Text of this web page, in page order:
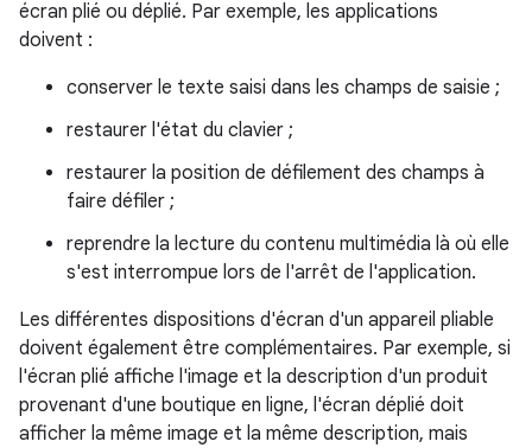
écran plié ou déplié. Par exemple, les applications
doivent :
conserver le texte saisi dans les champs de saisie ;
restaurer l'état du clavier ;
restaurer la position de défilement des champs à
faire défiler ;
reprendre la lecture du contenu multimédia là où elle
s'est interrompue lors de l'arrêt de l'application.
Les différentes dispositions d'écran d'un appareil pliable
doivent également être complémentaires. Par exemple, si
l'écran plié affiche l'image et la description d'un produit
provenant d'une boutique en ligne, l'écran déplié doit
afficher la même image et la même description, mais